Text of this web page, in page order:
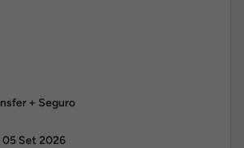
+ Seguro
05 Set 2026